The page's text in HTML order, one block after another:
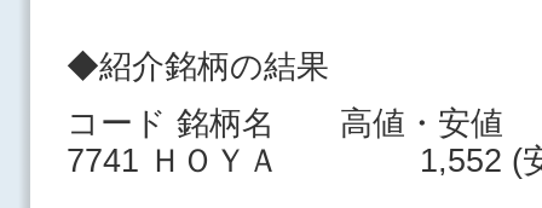
◆紹介銘柄の結果
コード 銘柄名 高値・安値
7741 ＨＯＹＡ 1,552 (